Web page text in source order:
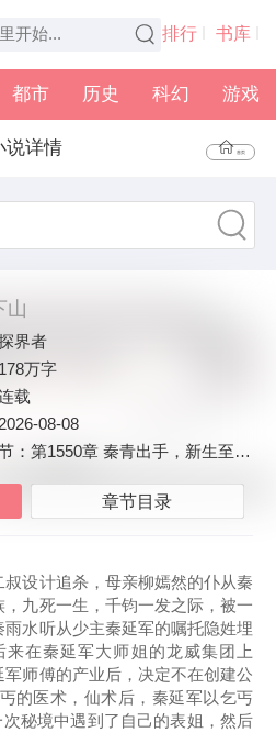
排行 书库
全本 书架
都市 历史 科幻 游戏
说详情 首页
山
界者
178万字
载
2026-08-08
：第1550章 秦青出手，新生至宝（加更）
章节目录
设计追杀，母亲柳嫣然的仆从秦
九死一生，千钧一发之际，被一
水听从少主秦延军的嘱托隐姓埋
在秦延军大师姐的龙威集团上
师傅的产业后，决定不在创建公
的医术，仙术后，秦延军以乞丐
秘境中遇到了自己的表姐，然后